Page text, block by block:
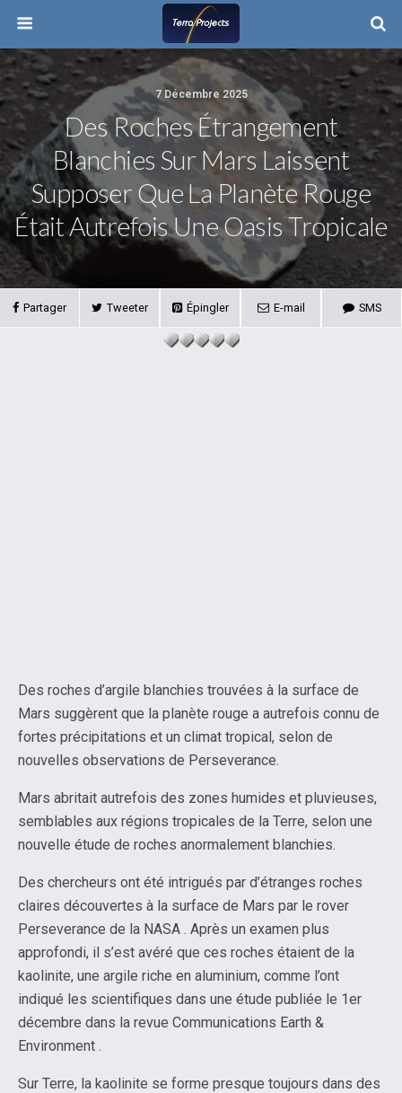
7 Décembre 2025
Des Roches Étrangement
Blanchies Sur Mars Laissent
Supposer Que La Planète Rouge
Était Autrefois Une Oasis Tropicale
Partager Tweeter Épingler E-mail SMS
Des roches d’argile blanchies trouvées à la surface de
Mars suggèrent que la planète rouge a autrefois connu de
fortes précipitations et un climat tropical, selon de
nouvelles observations de Perseverance.
Mars abritait autrefois des zones humides et pluvieuses,
semblables aux régions tropicales de la Terre, selon une
nouvelle étude de roches anormalement blanchies.
Des chercheurs ont été intrigués par d’étranges roches
claires découvertes à la surface de Mars par le rover
Perseverance de la NASA . Après un examen plus
approfondi, il s’est avéré que ces roches étaient de la
kaolinite, une argile riche en aluminium, comme l’ont
indiqué les scientifiques dans une étude publiée le 1er
décembre dans la revue Communications Earth &
Environment .
Sur Terre, la kaolinite se forme presque toujours dans des